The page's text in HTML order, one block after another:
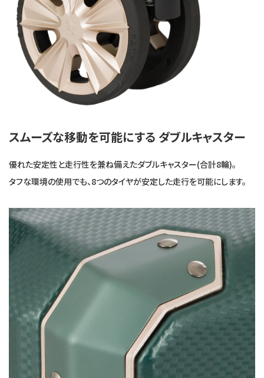
スムーズな移動を可能にする ダブルキャスター
優れた安定性と走行性を兼ね備えたダブルキャスター(合計8輪)。
タフな環境の使用でも、8つのタイヤが安定した走行を可能にします。